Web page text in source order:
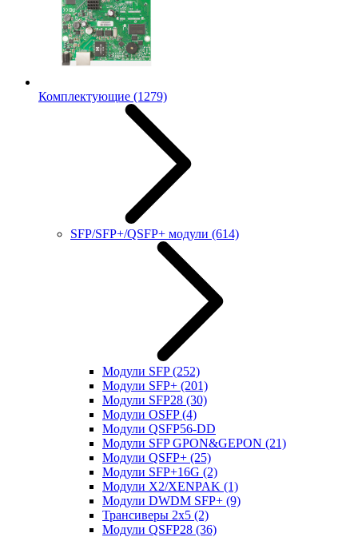
Комплектующие (1279)
SFP/SFP+/QSFP+ модули (614)
Модули SFP(252)
Модули SFP+ (201)
Модули SFP28 (30)
Модули OSFP(4)
Модули QSFP56-DD
Модули SFP GPON&GEPON (21)
Модули QSFP+ (25)
Модули SFP+16G (2)
Модули X2/XENPAK (1)
Модули DWDM SFP+ (9)
Трансиверы 2x5 (2)
Модули QSFP28 (36)